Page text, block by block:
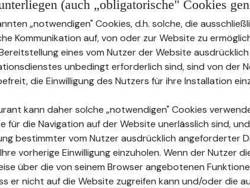
(auch „obligatorische" Cookies
„notwendigen" Cookies, d.h. solche, die
Kommunikation auf, von oder zur Website zu
eines vom Nutzer der Website
unbedingt erforderlich sind, sind von der
die Einwilligung des Nutzers für ihre Installation
kann daher solche „notwendigen" Cookies
für die Navigation auf der Website unerlässlich sind,
bestimmter vom Nutzer ausdrücklich angeforderter
vorherige Einwilligung einzuholen. Wenn der Nutzer
über die von seinem Browser angebotenen
er nicht auf die Website zugreifen kann und/oder die